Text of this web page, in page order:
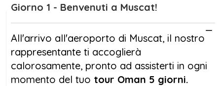
per un’avventura autentica! Prenota ora il
tuotour Oman 5 giornie lasciati incantare
da questa terra magica!
Giorno 1 - Benvenuti a Muscat!
All'arrivo all'aeroporto di Muscat, il nostro
rappresentante ti accoglierà
calorosamente, pronto ad assisterti in ogni
momento del tuo tour Oman 5 giorni.